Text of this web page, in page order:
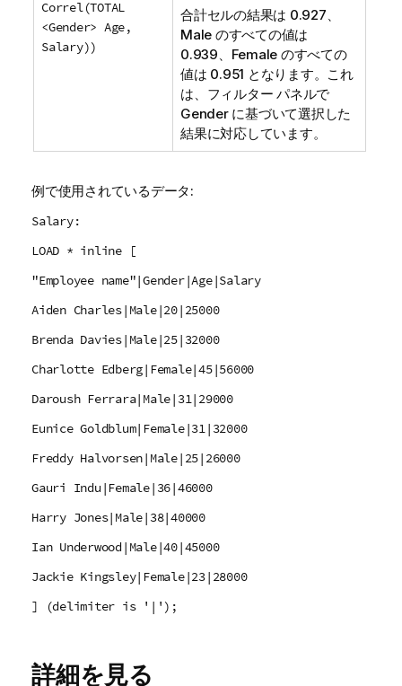
Correl(TOTAL
<Gender> Age,
Salary))
合計セルの結果は 0.927、
Male のすべての値は
0.939、 Female のすべての
値は 0.951 となります。これ
は、フィルター パネルで
Genderに基づいて選択した
結果に対応しています。
例で使用されているデータ:
Salary:
LOAD * inline [
"Employee name"|Gender|Age|Salary
Aiden Charles|Male|20|25000
Brenda Davies|Male|25|32000
Charlotte Edberg|Female|45|56000
Daroush Ferrara|Male|31|29000
Eunice Goldblum|Female|31|32000
Freddy Halvorsen|Male|25|26000
Gauri Indu|Female|36|46000
Harry Jones|Male|38|40000
Ian Underwood|Male|40|45000
Jackie Kingsley|Female|23|28000
] (delimiter is '|');
詳細を見る